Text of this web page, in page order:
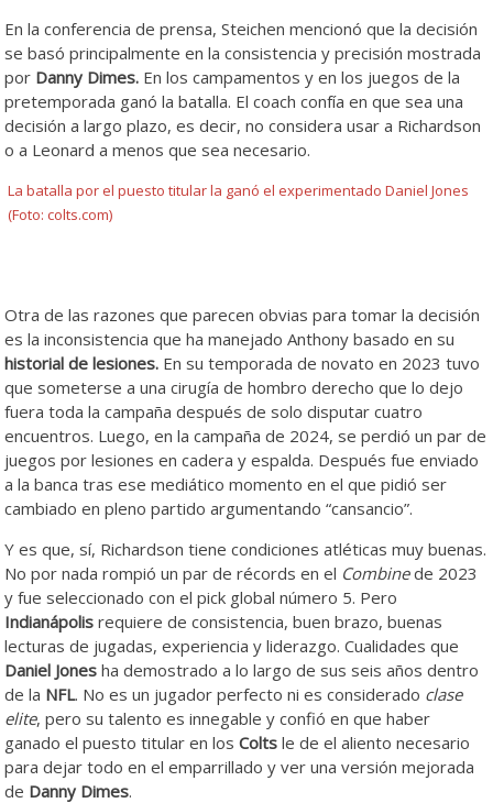
En la conferencia de prensa, Steichen mencionó que la decisión
se basó principalmente en la consistencia y precisión mostrada
por Danny Dimes. En los campamentos y en los juegos de la
pretemporada ganó la batalla. El coach confía en que sea una
decisión a largo plazo, es decir, no considera usar a Richardson
o a Leonard a menos que sea necesario.
La batalla por el puesto titular la ganó el experimentado Daniel Jones
(Foto: colts.com)
Otra de las razones que parecen obvias para tomar la decisión
es la inconsistencia que ha manejado Anthony basado en su
historial de lesiones. En su temporada de novato en 2023 tuvo
que someterse a una cirugía de hombro derecho que lo dejo
fuera toda la campaña después de solo disputar cuatro
encuentros. Luego, en la campaña de 2024, se perdió un par de
juegos por lesiones en cadera y espalda. Después fue enviado
a la banca tras ese mediático momento en el que pidió ser
cambiado en pleno partido argumentando “cansancio”.
Y es que, sí, Richardson tiene condiciones atléticas muy buenas.
No por nada rompió un par de récords en el Combinede 2023
y fue seleccionado con el pick global número 5. Pero
Indianápolis requiere de consistencia, buen brazo, buenas
lecturas de jugadas, experiencia y liderazgo. Cualidades que
Daniel Jones ha demostrado a lo largo de sus seis años dentro
de la NFL. No es un jugador perfecto ni es considerado clase
elite, pero su talento es innegable y confió en que haber
ganado el puesto titular en losColts le de el aliento necesario
para dejar todo en el emparrillado y ver una versión mejorada
de Danny Dimes.